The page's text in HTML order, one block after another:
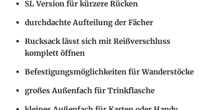
SL Version für kürzere Rücken
durchdachte Aufteilung der Fächer
Rucksack lässt sich mit Reißverschluss
komplett öffnen
Befestigungsmöglichkeiten für Wanderstöcke
großes Außenfach für Trinkflasche